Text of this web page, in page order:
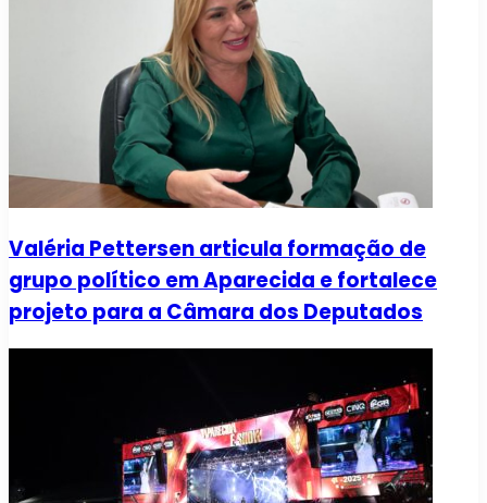
Valéria Pettersen articula formação de
grupo político em Aparecida e fortalece
projeto para a Câmara dos Deputados